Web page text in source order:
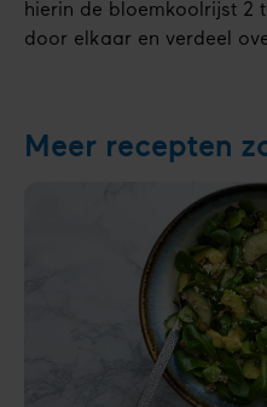
hierin de bloemkoolrijst 2
door elkaar en verdeel
Meer recepten